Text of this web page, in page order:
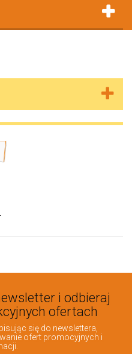
i odbieraj
ofertach
się do newslettera,
ofert promocyjnych i